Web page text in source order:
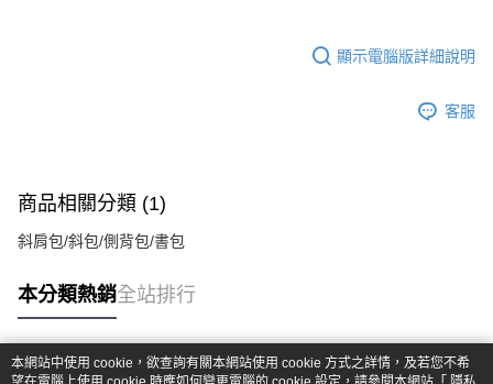
顯示電腦版詳細說明
客服
商品相關分類 (1)
斜肩包/斜包/側背包/書包
本分類熱銷全站排行
熱門標籤
本網站中使用 cookie，欲查詢有關本網站使用 cookie 方式之詳情，及若您不希